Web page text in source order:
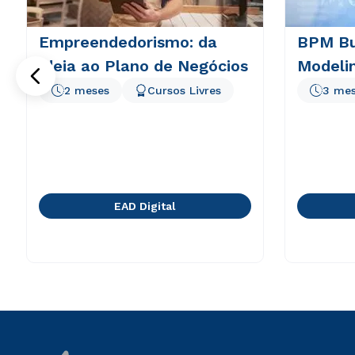
Empreendedorismo: da
Ideia ao Plano de Negócios
2 meses Cursos Livres
EAD Digital
BPM
3